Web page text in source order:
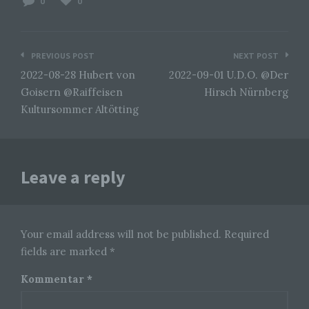
Beitragsnavigation
PREVIOUS POST
2022-08-28 Hubert von
Goisern @Raiffeisen
Kultursommer Altötting
NEXT POST
2022-09-01 U.D.O. @Der
Hirsch Nürnberg
Leave a reply
Your email address will not be published. Required
fields are marked *
Kommentar *
erhalten, gelten jedoch nicht als Empfänger.
j) Dritter
unter der unmittelbaren Verantwortung des
Verantwortlichen oder des Auftragsverarbeiters
k) Einwilligung
Einwilligung ist jede von der betroffenen Person